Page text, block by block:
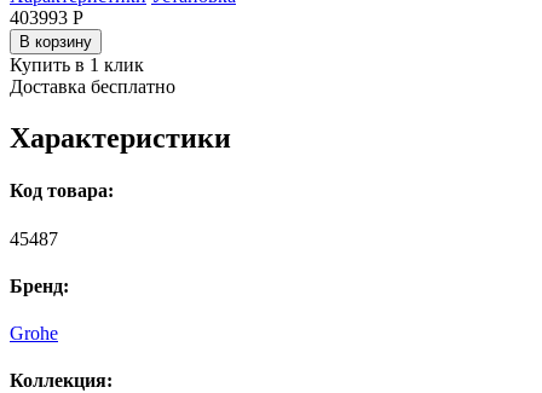
403993 Р
В корзину
Купить в 1 клик
Доставка бесплатно
Характеристики
Код товара:
45487
Бренд:
Grohe
Коллекция: